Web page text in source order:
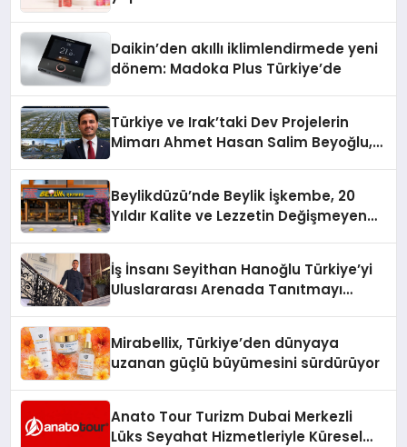
Daikin’den akıllı iklimlendirmede yeni
dönem: Madoka Plus Türkiye’de
Türkiye ve Irak’taki Dev Projelerin
Mimarı Ahmet Hasan Salim Beyoğlu,
Hayata Geçirecek
Beylikdüzü’nde Beylik İşkembe, 20
Yıldır Kalite ve Lezzetin Değişmeyen
İş İnsanı Seyithan Hanoğlu Türkiye’yi
Uluslararası Arenada Tanıtmayı
Mirabellix, Türkiye’den dünyaya
uzanan güçlü büyümesini sürdürüyor
Anato Tour Turizm Dubai Merkezli
Lüks Seyahat Hizmetleriyle Küresel